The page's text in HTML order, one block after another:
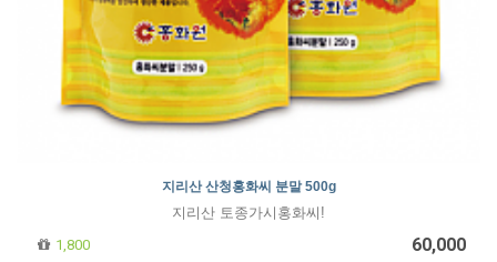
지리산 산청홍화씨 분말 500g
지리산 토종가시홍화씨!
1,800
60,000